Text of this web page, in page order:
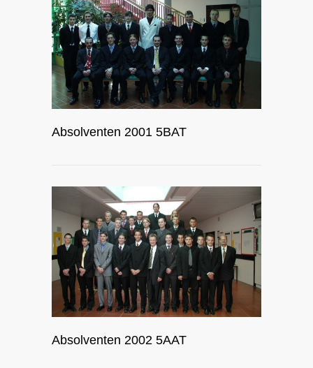
Absolventen 2001 5BAT
Absolventen 2002 5AAT